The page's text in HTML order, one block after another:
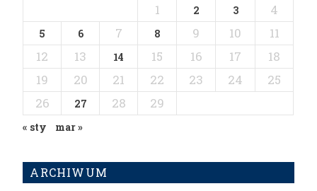
1
2 3 4
5 6 7 8 9 10
11
12
13 14 15 16 17
18
19
20 21 22 23 24
25
26
27 28 29
« sty mar »
ARCHIWUM